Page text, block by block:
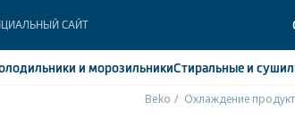
САЙТ
и морозильникиСтиральные и
Beko Охлаждение